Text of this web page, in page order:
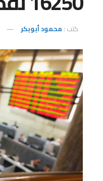
كتب : محمود أبوبكر